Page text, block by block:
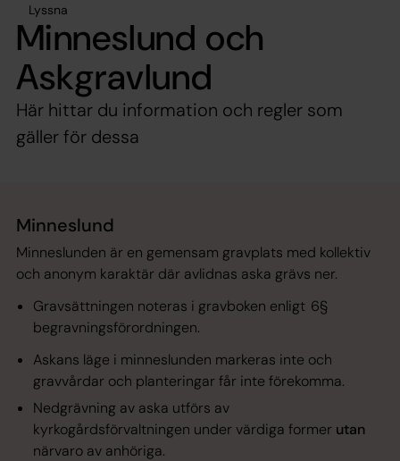
Lyssna
Minneslund och
Askgravlund
Här hittar du information och regler som
gäller för dessa
Minneslund
Minneslunden är en gemensam gravplats med kollektiv
och anonym karaktär där avlidnas aska grävs ner.
Gravsättningen noteras i gravboken enligt 6§
begravningsförordningen.
Askans läge i minneslunden markeras inte och
gravvårdar och planteringar får inte förekomma.
Nedgrävning av aska utförs av
kyrkogårdsförvaltningen under värdiga former utan
närvaro av anhöriga.